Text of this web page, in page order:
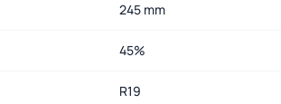
245 mm
45%
R19